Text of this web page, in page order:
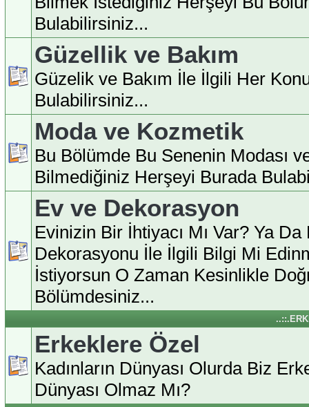
Bulabilirsiniz...
Güzellik ve Bakım
Güzelik ve Bakım İle İlgili Her
Bulabilirsiniz...
Moda ve Kozmetik
Bu Bölümde Bu Senenin Modası
Bilmediğiniz Herşeyi Burada
Ev ve Dekorasyon
Evinizin Bir İhtiyacı Mı Var? Ya Da
Dekorasyonu İle İlgili Bilgi Mi
İstiyorsun O Zaman Kesinlikle
Bölümdesiniz...
Erkeklere Özel
Kadınların Dünyası Olurda Biz
Dünyası Olmaz Mı?